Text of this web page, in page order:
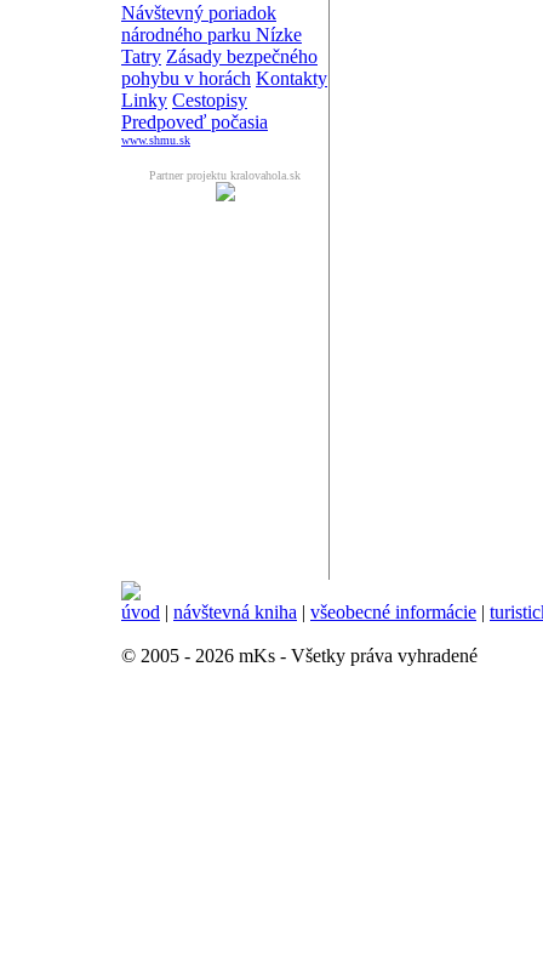
Návštevný poriadok
národného parku Nízke
Tatry Zásady bezpečného
pohybu v horách Kontakty
Linky Cestopisy
Predpoveď počasia
www.shmu.sk
Partner projektu kralovahola.sk
úvod | návštevná kniha | všeobecné informácie |
© 2005 - 2026 mKs - Všetky práva vyhradené